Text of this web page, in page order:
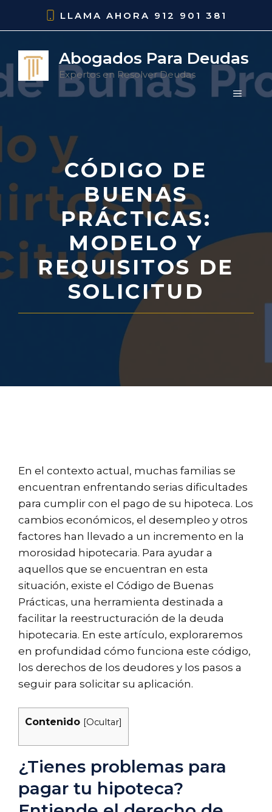
LLAMA AHORA 912 901 381
Abogados Para Deudas
Expertos en Resolver Deudas
MENÚ
CÓDIGO DE
BUENAS
PRÁCTICAS:
MODELO Y
REQUISITOS DE
SOLICITUD
En el contexto actual, muchas familias se
encuentran enfrentando serias dificultades
para cumplir con el pago de su hipoteca. Los
cambios económicos, el desempleo y otros
factores han llevado a un incremento en la
morosidad hipotecaria. Para ayudar a
aquellos que se encuentran en esta
situación, existe el Código de Buenas
Prácticas, una herramienta destinada a
facilitar la reestructuración de la deuda
hipotecaria. En este artículo, exploraremos
en profundidad cómo funciona este código,
los derechos de los deudores y los pasos a
seguir para solicitar su aplicación.
Contenido [Ocultar]
¿Tienes problemas para
pagar tu hipoteca?